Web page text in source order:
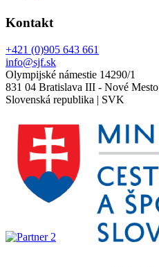
Kontakt
+421 (0)905 643 661
info@sjf.sk
Olympijské námestie 14290/1
831 04 Bratislava III - Nové Mesto
Slovenská republika | SVK